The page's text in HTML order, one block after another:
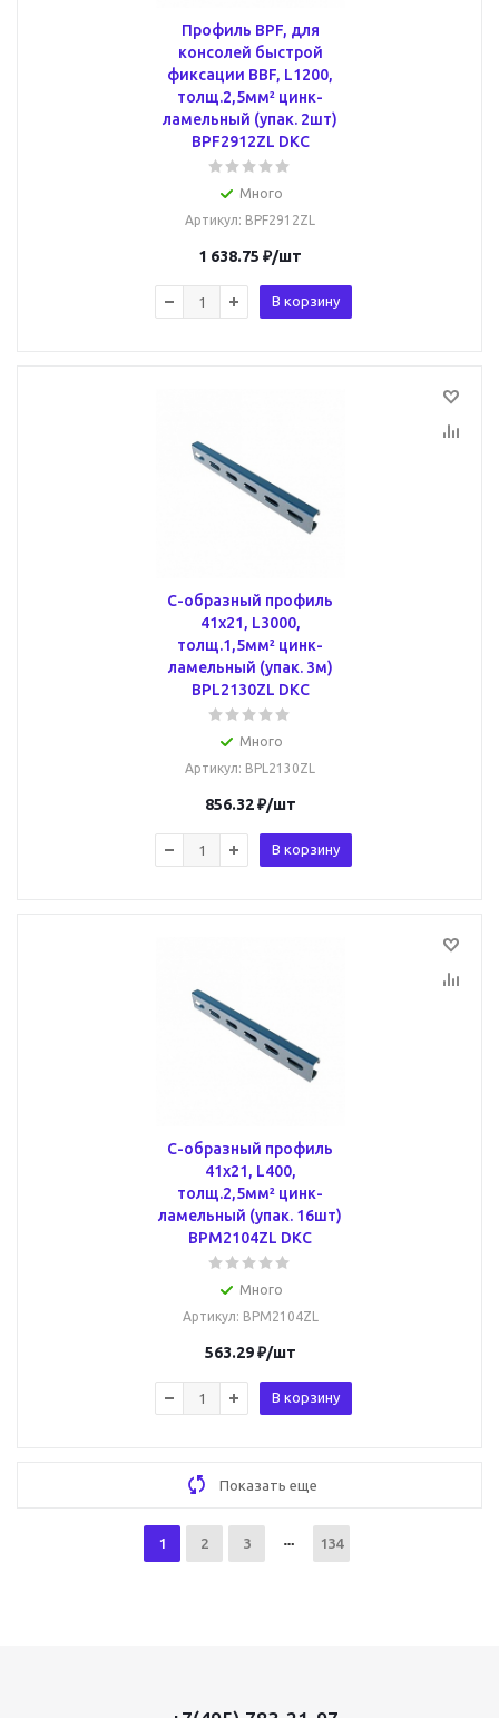
Профиль BPF, для
консолей быстрой
фиксации BBF, L1200,
толщ.2,5мм² цинк-
ламельный (упак. 2шт)
BPF2912ZL DKC
Много
Артикул: BPF2912ZL
1 638.75 ₽/шт
В корзину
С-образный профиль
41х21, L3000,
толщ.1,5мм² цинк-
ламельный (упак. 3м)
BPL2130ZL DKC
Много
Артикул: BPL2130ZL
856.32₽/шт
В корзину
С-образный профиль
41х21, L400,
толщ.2,5мм² цинк-
ламельный (упак. 16шт)
BPM2104ZL DKC
Много
Артикул: BPM2104ZL
563.29₽/шт
В корзину
Показать еще
1 2 3 134